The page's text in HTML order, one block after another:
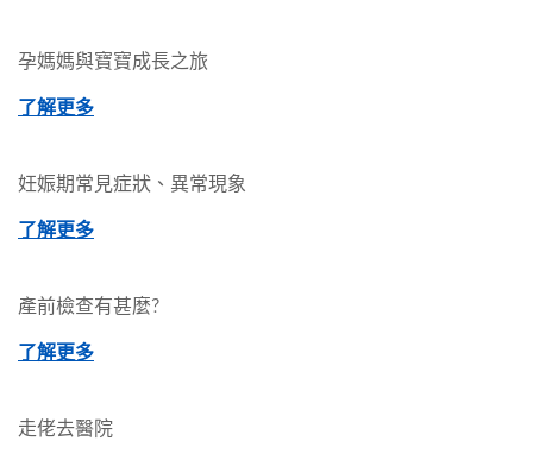
孕媽媽與寶寶成長之旅
了解更多
妊娠期常見症狀、異常現象
了解更多
產前檢查有甚麼?
了解更多
走佬去醫院